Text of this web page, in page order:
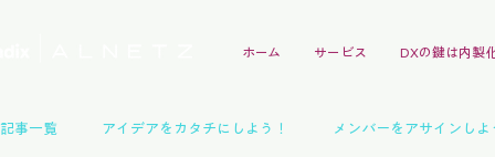
ホーム サービス DXの鍵は内製
記事一覧 アイデアをカタチにしよう！ メンバーをアサインしよ